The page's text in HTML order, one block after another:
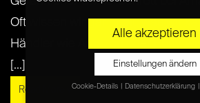
Oft wissen wir gar nicht, was wir
Händler wie Amazon oder Ebay,
[...]
Read More »
Alle akzeptieren
Einstellungen ändern
Cookie-Details Datenschutzerklärung